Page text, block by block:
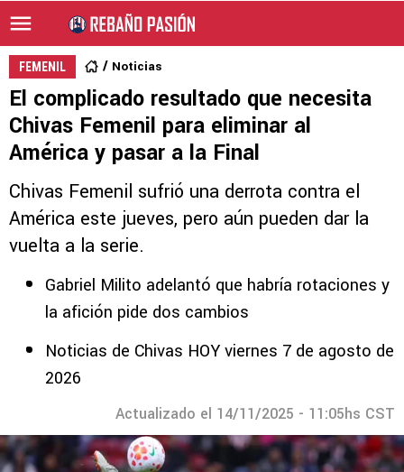
FEMENIL Noticias
El complicado resultado que necesita
Chivas Femenil para eliminar al
América y pasar a la Final
Chivas Femenil sufrió una derrota contra el
América este jueves, pero aún pueden dar la
vuelta a la serie.
Gabriel Milito adelantó que habría rotaciones y
la afición pide dos cambios
Noticias de Chivas HOY viernes 7 de agosto de
2026
Actualizado el 14/11/2025 - 11:05hs CST